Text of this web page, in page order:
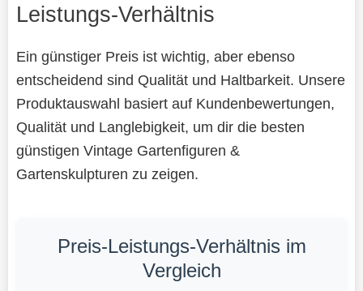
Leistungs-Verhältnis
Ein günstiger Preis ist wichtig, aber ebenso
entscheidend sind Qualität und Haltbarkeit. Unsere
Produktauswahl basiert auf Kundenbewertungen,
Qualität und Langlebigkeit, um dir die besten
günstigen Vintage Gartenfiguren &
Gartenskulpturen zu zeigen.
Preis-Leistungs-Verhältnis im
Vergleich